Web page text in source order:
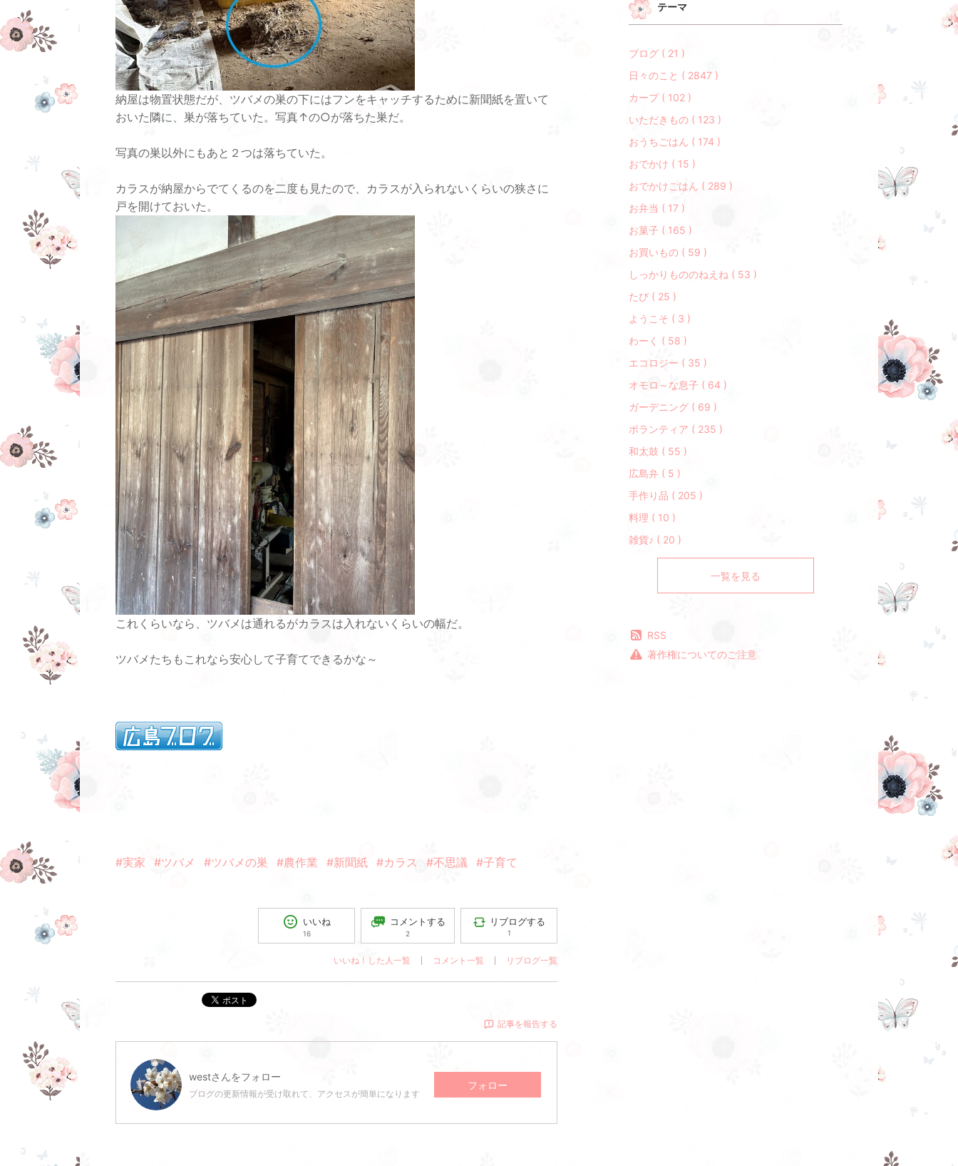
納屋は物置状態だが、ツバメの巣の下にはフンをキャッチするために新聞紙を置いて
おいた隣に、巣が落ちていた。写真↑の○が落ちた巣だ。
写真の巣以外にもあと２つは落ちていた。
カラスが納屋からでてくるのを二度も見たので、カラスが入られないくらいの狭さに
戸を開けておいた。
これくらいなら、ツバメは通れるがカラスは入れないくらいの幅だ。
ツバメたちもこれなら安心して子育てできるかな～
#実家 #ツバメ #ツバメの巣 #農作業 #新聞紙 #カラス #不思議 #子育て
いいね
16
コメントする
2
リブログする
1
いいね！した人一覧 コメント一覧 リブログ一覧
ポスト
記事を報告する
westさんをフォロー
ブログの更新情報が受け取れて、アクセスが簡単になります
フォロー
テーマ
ブログ ( 21 )
日々のこと ( 2847 )
カープ ( 102 )
いただきもの ( 123 )
おうちごはん ( 174 )
おでかけ ( 15 )
おでかけごはん ( 289 )
お弁当 ( 17 )
お菓子 ( 165 )
お買いもの ( 59 )
しっかりもののねえね ( 53 )
たび ( 25 )
ようこそ ( 3 )
わーく ( 58 )
エコロジー ( 35 )
オモロ～な息子 ( 64 )
ガーデニング ( 69 )
ボランティア ( 235 )
和太鼓 ( 55 )
広島弁 ( 5 )
手作り品 ( 205 )
料理 ( 10 )
雑貨♪ ( 20 )
一覧を見る
RSS
著作権についてのご注意